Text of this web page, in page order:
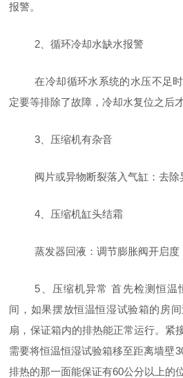
报警。
2 、循环冷却水缺水报警
在冷却循环水系统的水压不足
定要等排除了故障，冷却水复位之后
3 、压缩机有杂音
阀片或异物断裂落入气缸：去
4 、压缩机缸头结霜
蒸发器回液：调节膨胀阀开启
5 、压缩机异常 首先检测恒
间，如果摆放恒温恒湿试验箱的房
扇，保证箱内的排热能正常运行。紧
需要将恒温恒湿试验箱移至距离墙壁
排热的那一面能保证有60公分以上的